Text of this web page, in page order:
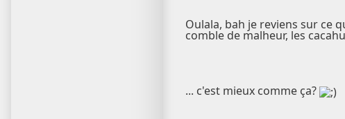
Oulala, bah je reviens sur ce
comble de malheur, les
... c'est mieux comme ça?